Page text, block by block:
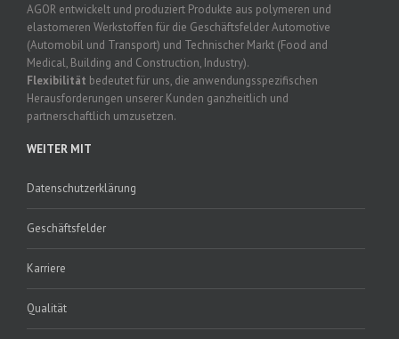
AGOR entwickelt und produziert Produkte aus polymeren und
elastomeren Werkstoffen für die Geschäftsfelder Automotive
(Automobil und Transport) und Technischer Markt (Food and
Medical, Building and Construction, Industry).
Flexibilität bedeutet für uns, die anwendungsspezifischen
Herausforderungen unserer Kunden ganzheitlich und
partnerschaftlich umzusetzen.
WEITER MIT
Datenschutzerklärung
Geschäftsfelder
Karriere
Qualität